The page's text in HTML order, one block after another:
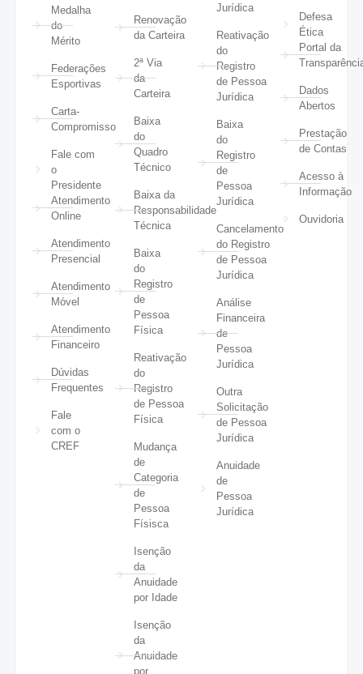
Medalha
do
Mérito
Federações
Esportivas
Carta-
Compromisso
Fale com
o
Presidente
Atendimento
Online
Atendimento
Presencial
Atendimento
Móvel
Atendimento
Financeiro
Dúvidas
Frequentes
Fale
com o
CREF
Renovação
da Carteira
2ª Via
da
Carteira
Baixa
do
Quadro
Técnico
Baixa da
Responsabilidade
Técnica
Baixa
do
Registro
de
Pessoa
Física
Reativação
do
Registro
de Pessoa
Física
Mudança
de
Categoria
de
Pessoa
Físisca
Isenção
da
Anuidade
por Idade
Isenção
da
Anuidade
por
Jurídica
Reativação
do
Registro
de Pessoa
Jurídica
Baixa
do
Registro
de
Pessoa
Jurídica
Cancelamento
do Registro
de Pessoa
Jurídica
Análise
Financeira
de
Pessoa
Jurídica
Outra
Solicitação
de Pessoa
Jurídica
Anuidade
de
Pessoa
Jurídica
Defesa
Ética
Portal da
Dados
Abertos
Prestação
de Contas
Acesso à
Informação
Ouvidoria